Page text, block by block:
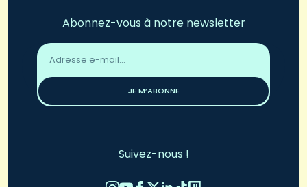
Abonnez-vous à notre newsletter
Adresse
email
JE M’ABONNE
Suivez-nous !